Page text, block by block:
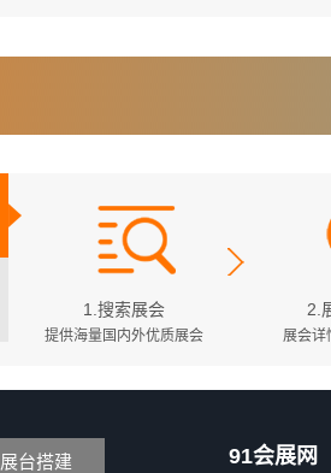
1.搜索展会
提供海量国内外优质展会
2.
展会详
展台搭建 91会展网